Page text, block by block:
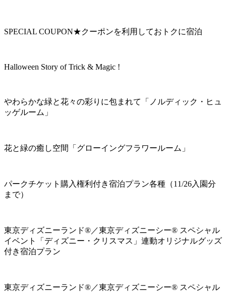
SPECIAL COUPON★クーポンを利用しておトクに宿泊
Halloween Story of Trick & Magic !
やわらかな緑と花々の彩りに包まれて「ノルディック・ヒュ
ッゲルーム」
花と緑の癒し空間「グローイングフラワールーム」
パークチケット購入権利付き宿泊プラン各種（11/26入園分
まで）
東京ディズニーランド®／東京ディズニーシー® スペシャル
イベント「ディズニー・クリスマス」連動オリジナルグッズ
付き宿泊プラン
東京ディズニーランド®／東京ディズニーシー® スペシャル